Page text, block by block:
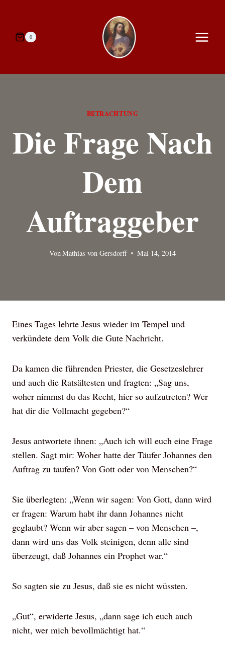
springen0
BETRACHTUNG
Die Frage Nach
Dem
Auftraggeber
VonMathias von Gersdorff Mai 14, 2014
Eines Tages lehrte Jesus wieder im Tempel und
verkündete dem Volk die Gute Nachricht.
Da kamen die führenden Priester, die Gesetzeslehrer
und auch die Ratsältesten und fragten: „Sag uns,
woher nimmst du das Recht, hier so aufzutreten? Wer
hat dir die Vollmacht gegeben?“
Jesus antwortete ihnen: „Auch ich will euch eine Frage
stellen. Sagt mir: Woher hatte der Täufer Johannes den
Auftrag zu taufen? Von Gott oder von Menschen?“
Sie überlegten: „Wenn wir sagen: Von Gott, dann wird
er fragen: Warum habt ihr dann Johannes nicht
geglaubt? Wenn wir aber sagen – von Menschen –,
dann wird uns das Volk steinigen, denn alle sind
überzeugt, daß Johannes ein Prophet war.“
So sagten sie zu Jesus, daß sie es nicht wüssten.
„Gut“, erwiderte Jesus, „dann sage ich euch auch
nicht, wer mich bevollmächtigt hat.“